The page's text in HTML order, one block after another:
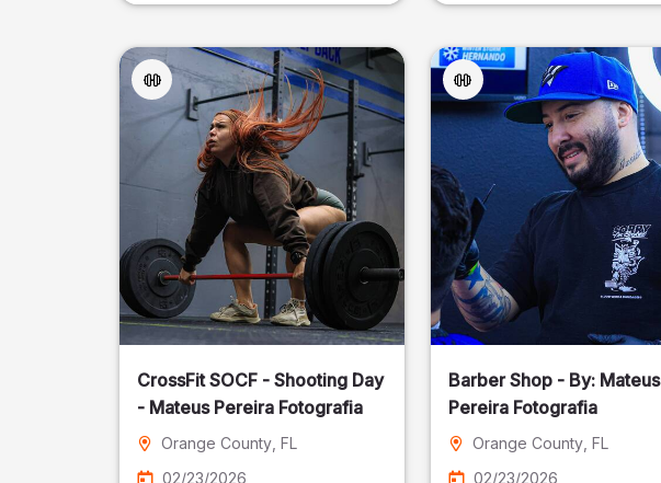
CrossFit SOCF - Shooting Day
- Mateus Pereira Fotografia
Orange County , FL
02/23/2026
Barber Shop - By: Mateus
Pereira Fotografia
Orange County, FL
02/23/2026